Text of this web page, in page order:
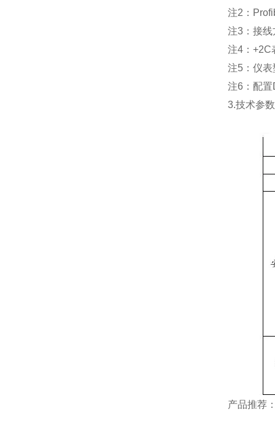
注2：
注3：接线
注4：+2C
注5：仪
注6：配置
3.技术参数
产品推荐